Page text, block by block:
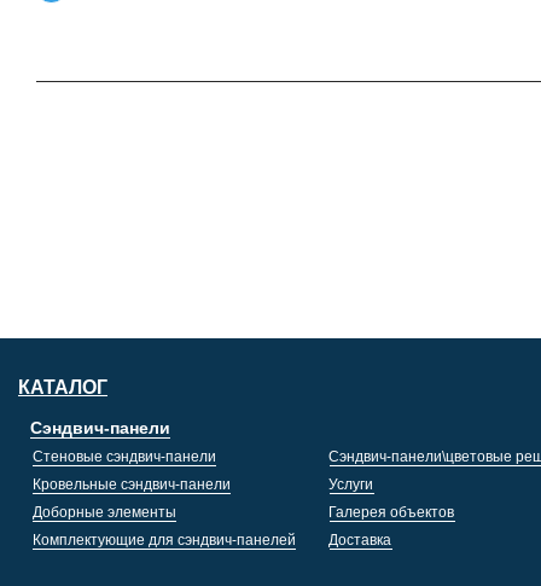
КАТАЛОГ
Сэндвич-панели
Стеновые сэндвич-панели
Кровельные сэндвич-панели
Доборные элементы
Комплектующие для сэндвич-панелей
Сэндвич-панели\цветовые
Услуги
Галерея объектов
Доставка